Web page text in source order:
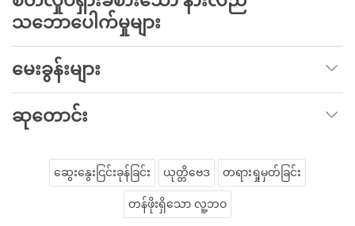
သဘောပေါက်မှုများ
မေးခွန်းများ
ဆုတောင်း
ဆွေးနွေးငြင်းခုန်ခြင်း ယုတ္တိဗေဒ တရားရှုမှတ်ခြင်း
တန်ဖိုးရှိသော လူ့ဘဝ